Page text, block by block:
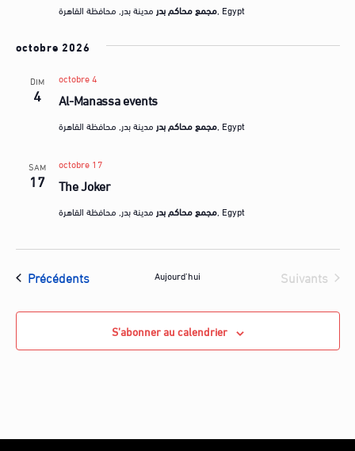
مجمع محاكم بدرمدينة بدر, محافظة القاهرة, Egypt
octobre 2026
DIM
4 Al-Manassa events
octobre 4
مجمع محاكم بدرمدينة بدر, محافظة القاهرة, Egypt
SAM
17 The Joker
octobre 17
مجمع محاكم بدرمدينة بدر, محافظة القاهرة, Egypt
Évènements
Précédents Aujourd’hui Évènements
Suivants
S’abonner au calendrier